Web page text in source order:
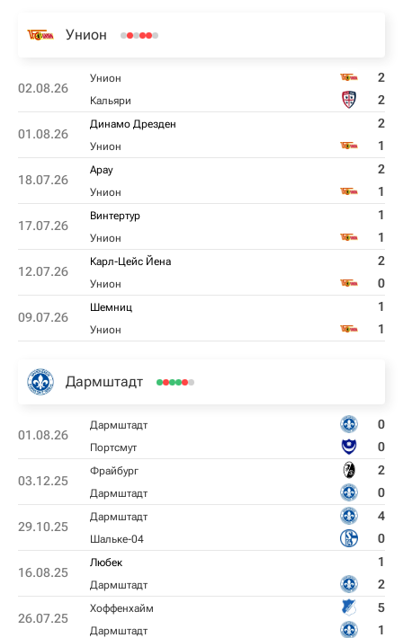
Унион
02.08.26
Унион 2
Кальяри 2
01.08.26
Динамо Дрезден 2
Унион 1
18.07.26
Арау 2
Унион 1
17.07.26
Винтертур 1
Унион 1
12.07.26
Карл-Цейс Йена 2
Унион 0
09.07.26
Шемниц 1
Унион 1
Дармштадт
01.08.26
Дармштадт 0
Пoртсмут 0
03.12.25
Фрайбург 2
Дармштадт 0
29.10.25
Дармштадт 4
Шальке-04 0
16.08.25
Любек 1
Дармштадт 2
26.07.25
Хоффенхайм 5
Дармштадт 1